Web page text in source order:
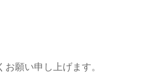
願い申し上げます。